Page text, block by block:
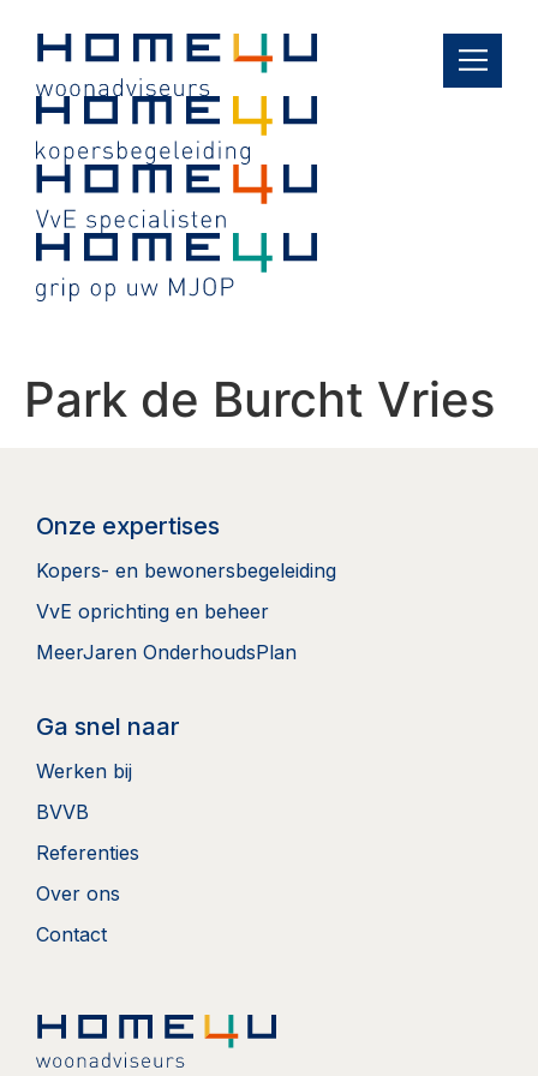
inhoud
Park de Burcht Vries
Onze expertises
Kopers- en bewonersbegeleiding
VvE oprichting en beheer
MeerJaren OnderhoudsPlan
Ga snel naar
Werken bij
BVVB
Referenties
Over ons
Contact